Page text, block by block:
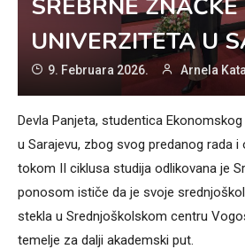
SREBRNE ZNAČKE
UNIVERZITETA U
9. Februara 2026. Arnela
Devla Panjeta, studentica
u Sarajevu, zbog svog predanog rada i
tokom II ciklusa studija odlikovana je
ponosom ističe da je svoje
stekla u Srednjoškolskom centru
temelje za dalji akademski put.